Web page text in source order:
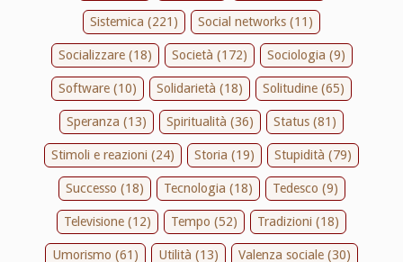
Sistemica (221) Social networks (11)
Socializzare (18) Società (172) Sociologia (9)
Software (10) Solidarietà (18) Solitudine (65)
Speranza (13) Spiritualità (36) Status (81)
Stimoli e reazioni (24) Storia (19) Stupidità (79)
Successo (18) Tecnologia (18) Tedesco (9)
Televisione (12) Tempo (52) Tradizioni (18)
Umorismo (61) Utilità (13) Valenza sociale (30)